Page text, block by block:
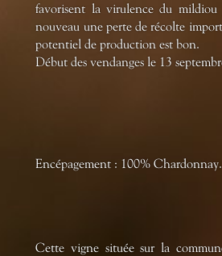
favorisent la virulence du
nouveau une perte de récolte
potentiel de production est bon.
Début des vendanges le 13
Encépagement : 100% Chardonnay.
Cette vigne située sur la